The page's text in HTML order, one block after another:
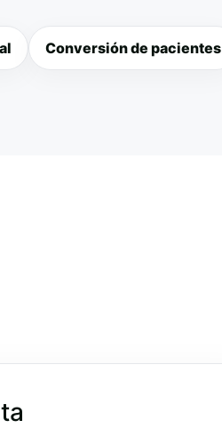
Conversión de pacientes